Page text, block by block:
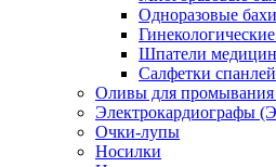
Одноразовые
Шпатели
Салфетки
Оливы для промывания
Электрокардиографы
Очки-лупы
Носилки